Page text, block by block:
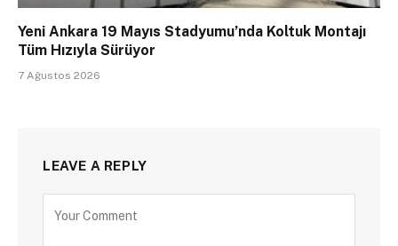
Yeni Ankara 19 Mayıs Stadyumu’nda Koltuk Montajı
Tüm Hızıyla Sürüyor
7 Ağustos 2026
LEAVE A REPLY